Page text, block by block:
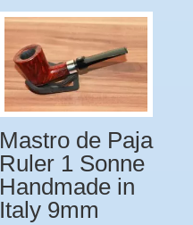
Mastro de Paja
Ruler 1 Sonne
Handmade in
Italy 9mm